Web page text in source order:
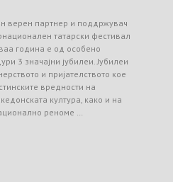
верен партнер и поддржувач
татарски фестивал
година е од особено
3 значајни јубилеи. Јубилеи
и пријателството кое
вредности на
култура, како и на
реноме …